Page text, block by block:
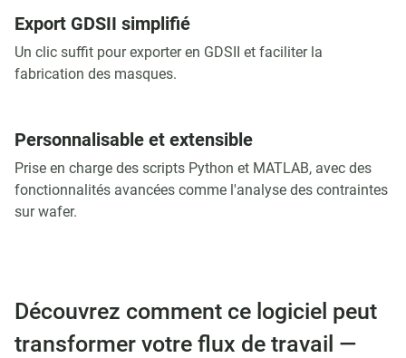
Export GDSII simplifié
Un clic suffit pour exporter en GDSII et faciliter la
fabrication des masques.
Personnalisable et extensible
Prise en charge des scripts Python et MATLAB, avec des
fonctionnalités avancées comme l'analyse des contraintes
sur wafer.
Découvrez comment ce logiciel peut
transformer votre flux de travail —